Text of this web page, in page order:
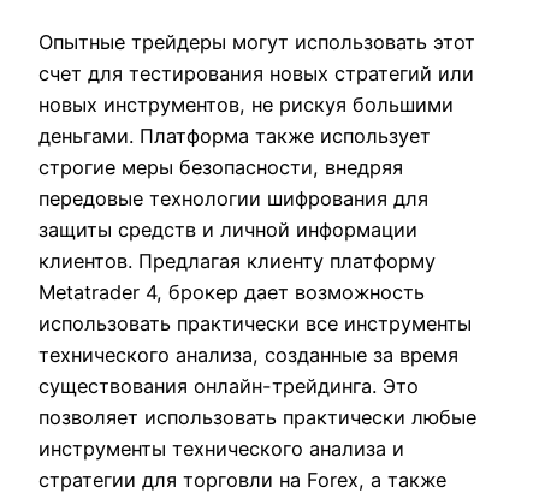
Опытные трейдеры могут использовать этот
счет для тестирования новых стратегий или
новых инструментов, не рискуя большими
деньгами. Платформа также использует
строгие меры безопасности, внедряя
передовые технологии шифрования для
защиты средств и личной информации
клиентов. Предлагая клиенту платформу
Metatrader 4, брокер дает возможность
использовать практически все инструменты
технического анализа, созданные за время
существования онлайн-трейдинга. Это
позволяет использовать практически любые
инструменты технического анализа и
стратегии для торговли на Forex, а также